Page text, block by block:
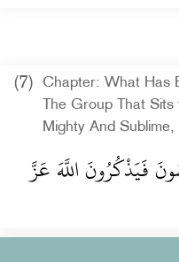
(7)
Chapter: What Has
The Group That
Mighty And
فَيَذْكُرُونَ اللَّهَ عَزَّ